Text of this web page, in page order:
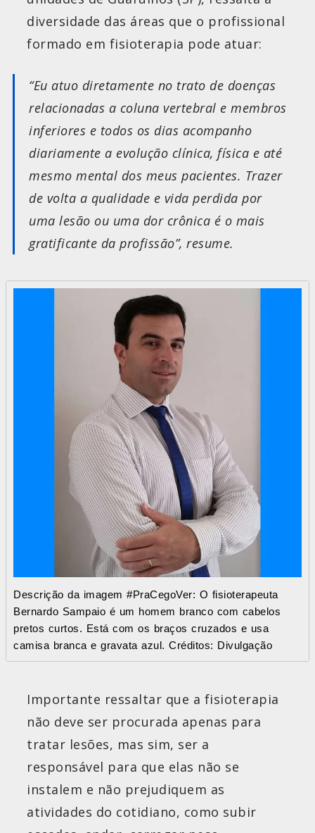
diversidade das áreas que o profissional
formado em fisioterapia pode atuar:
“Eu atuo diretamente no trato de doenças
relacionadas a coluna vertebral e membros
inferiores e todos os dias acompanho
diariamente a evolução clínica, física e até
mesmo mental dos meus pacientes. Trazer
de volta a qualidade e vida perdida por
uma lesão ou uma dor crônica é o mais
gratificante da profissão”, resume.
Descrição da imagem #PraCegoVer: O fisioterapeuta
Bernardo Sampaio é um homem branco com cabelos
pretos curtos. Está com os braços cruzados e usa
camisa branca e gravata azul. Créditos: Divulgação
Importante ressaltar que a fisioterapia
não deve ser procurada apenas para
tratar lesões, mas sim, ser a
responsável para que elas não se
instalem e não prejudiquem as
atividades do cotidiano, como subir